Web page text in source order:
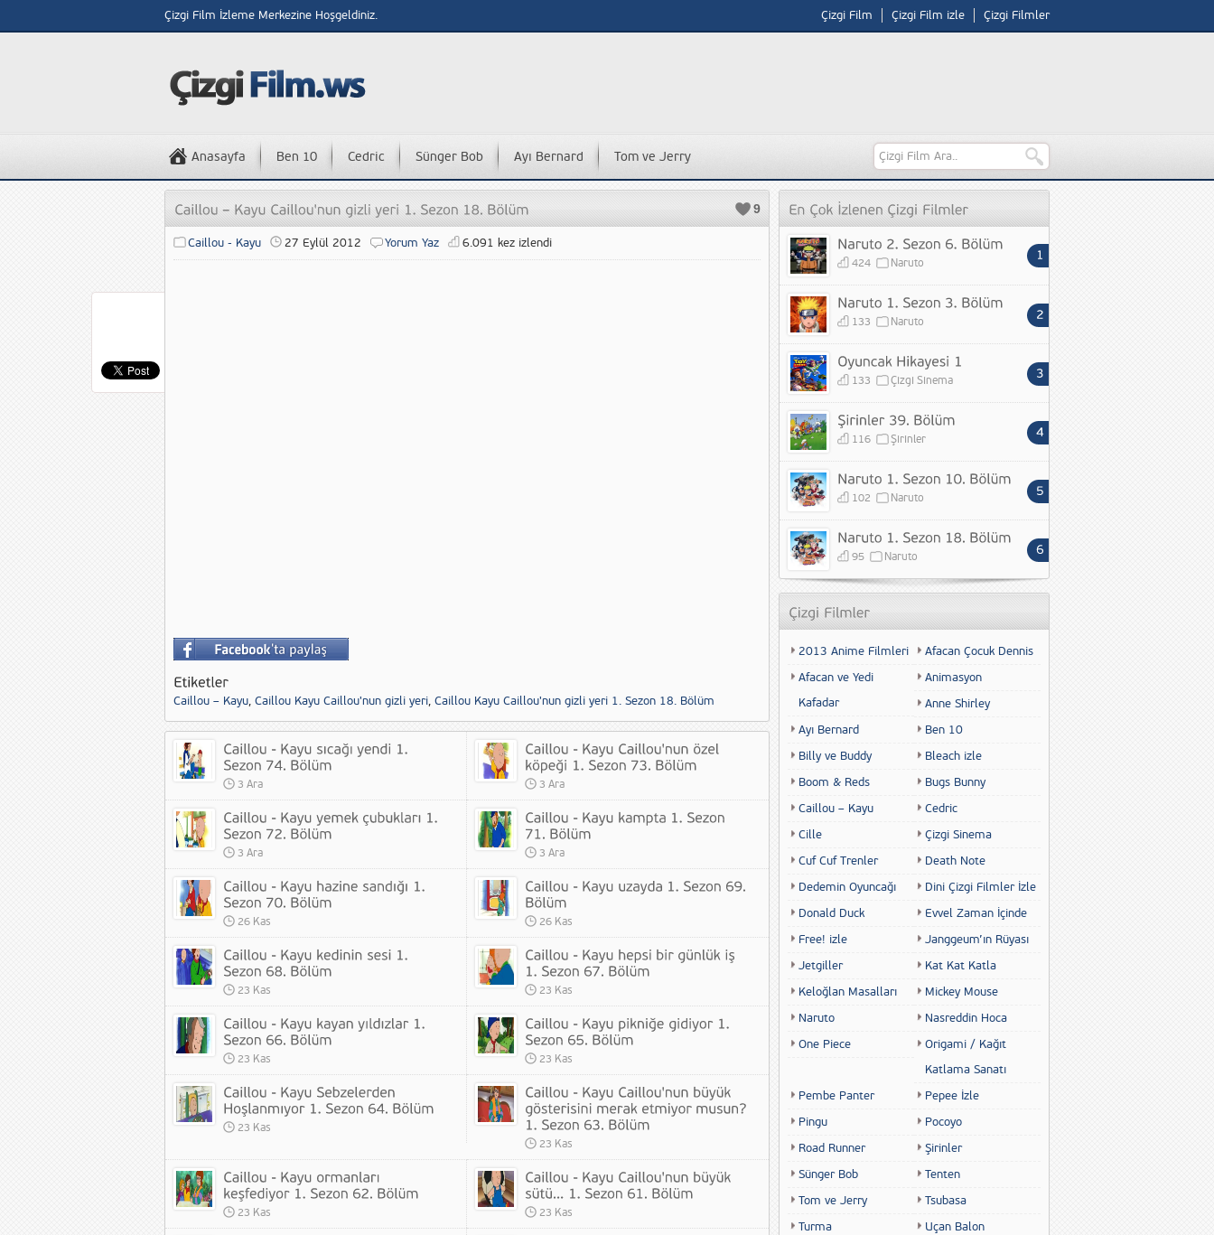
Çizgi Film İzleme Merkezine Hoşgeldiniz. Çizgi Film Çizgi Film izle Çizgi Filmler
Anasayfa Ben 10 Cedric Sünger Bob Ayı Bernard Tom ve Jerry
9
Caillou - Kayu 27 Eylül 2012 Yorum Yaz 6.091 kez izlendi
Caillou – Kayu, Caillou Kayu Caillou'nun gizli yeri, Caillou Kayu Caillou'nun gizli yeri 1. Sezon 18. Bölüm
3 Ara 3 Ara
3 Ara 3 Ara
26 Kas 26 Kas
23 Kas 23 Kas
23 Kas 23 Kas
23 Kas
23 Kas
23 Kas 23 Kas
424 Naruto
133 Naruto
133 Çizgi Sinema
116 Şirinler
102 Naruto
95 Naruto
2013 Anime Filmleri
Afacan Çocuk Dennis
Afacan ve Yedi
Kafadar
Animasyon
Anne Shirley
Ayı Bernard
Ben 10
Billy ve Buddy
Bleach izle
Boom & Reds
Bugs Bunny
Caillou – Kayu
Cedric
Cille
Çizgi Sinema
Cuf Cuf Trenler
Death Note
Dedemin Oyuncağı
Dini Çizgi Filmler İzle
Donald Duck
Evvel Zaman İçinde
Free! izle
Janggeum’ın Rüyası
Jetgiller
Kat Kat Katla
Keloğlan Masalları
Mickey Mouse
Naruto
Nasreddin Hoca
One Piece
Origami / Kağıt
Katlama Sanatı
Pembe Panter
Pepee İzle
Pingu
Pocoyo
Road Runner
Şirinler
Sünger Bob
Tenten
Tom ve Jerry
Tsubasa
Turma
Uçan Balon